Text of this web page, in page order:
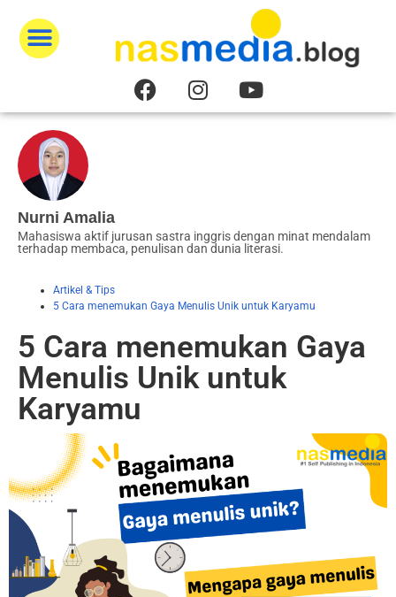
Nurni Amalia
Mahasiswa aktif jurusan sastra inggris dengan minat mendalam
terhadap membaca, penulisan dan dunia literasi.
Artikel & Tips
5 Cara menemukan Gaya Menulis Unik untuk Karyamu
5 Cara menemukan Gaya
Menulis Unik untuk
Karyamu